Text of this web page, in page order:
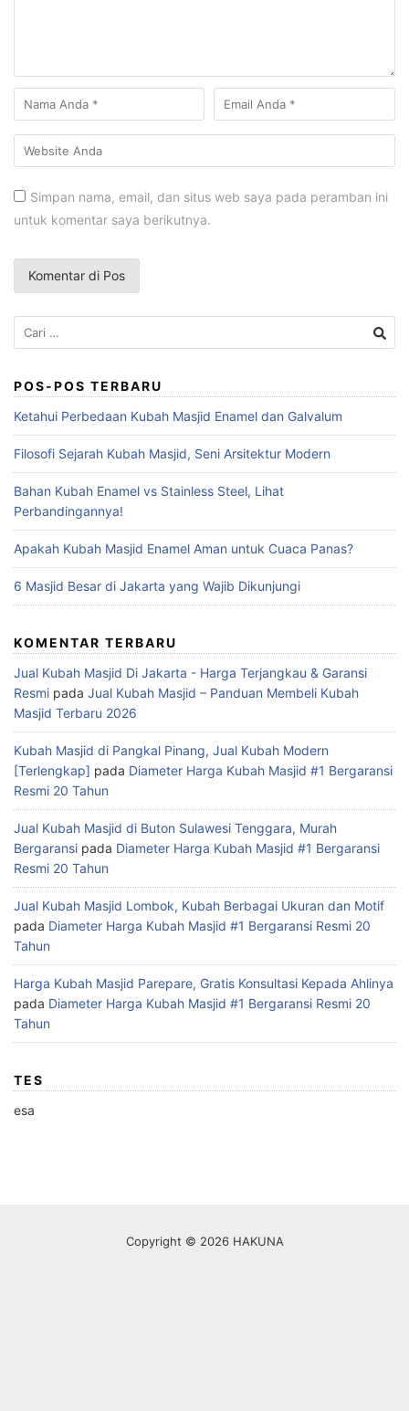
Simpan nama, email, dan situs web saya pada peramban ini
untuk komentar saya berikutnya.
POS-POS TERBARU
Ketahui Perbedaan Kubah Masjid Enamel dan Galvalum
Filosofi Sejarah Kubah Masjid, Seni Arsitektur Modern
Bahan Kubah Enamel vs Stainless Steel, Lihat
Perbandingannya!
Apakah Kubah Masjid Enamel Aman untuk Cuaca Panas?
6 Masjid Besar di Jakarta yang Wajib Dikunjungi
KOMENTAR TERBARU
Jual Kubah Masjid Di Jakarta - Harga Terjangkau & Garansi
Resmi pada Jual Kubah Masjid – Panduan Membeli Kubah
Masjid Terbaru 2026
Kubah Masjid di Pangkal Pinang, Jual Kubah Modern
[Terlengkap] pada Diameter Harga Kubah Masjid #1 Bergaransi
Resmi 20 Tahun
Jual Kubah Masjid di Buton Sulawesi Tenggara, Murah
Bergaransi pada Diameter Harga Kubah Masjid #1 Bergaransi
Resmi 20 Tahun
Jual Kubah Masjid Lombok, Kubah Berbagai Ukuran dan Motif
pada Diameter Harga Kubah Masjid #1 Bergaransi Resmi 20
Tahun
Harga Kubah Masjid Parepare, Gratis Konsultasi Kepada Ahlinya
pada Diameter Harga Kubah Masjid #1 Bergaransi Resmi 20
Tahun
TES
esa
Copyright © 2026 HAKUNA